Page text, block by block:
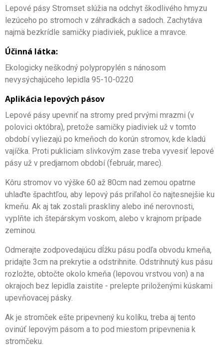
Lepové pásy Stromset slúžia na odchyt škodlivého hmyzu
lezúceho po stromoch v záhradkách a sadoch. Zachytáva
najmä bezkrídle samičky piadiviek, puklice a mravce.
Účinná látka:
Ekologicky neškodný polypropylén s nánosom
nevysýchajúceho lepidla 95-10-0220
Aplikácia lepových pásov
Lepové pásy upevniť na stromy pred prvými mrazmi (v
polovici októbra), pretože samičky piadiviek už v tomto
období vyliezajú po kmeňoch do korún stromov, kde kladú
vajíčka. Proti pukliciam slivkovým zase treba vyvesiť lepové
pásy už v predjarnom období (február, marec).
Kôru stromov vo výške 60 až 80cm nad zemou opatrne
uhlaďte špachtľou, aby lepový pás priľahol čo najtesnejšie ku
kmeňu. Ak aj tak zostali praskliny alebo iné nerovnosti,
vyplňte ich štepárskym voskom, alebo v krajnom prípade
zeminou.
Odmerajte zodpovedajúcu dĺžku pásu podľa obvodu kmeňa,
pridajte 3cm na prekrytie a odstrihnite. Odstrihnutý kus pásu
rozložte, obtočte okolo kmeňa (lepovou vrstvou von) a na
okrajoch bez lepidla zaistite - prelepte priloženými kúskami
upevňovacej pásky.
Ak je stromček ešte pripevnený ku kolíku, treba aj tento
ovinúť lepovým pásom a to pod miestom pripevnenia k
stromčeku.